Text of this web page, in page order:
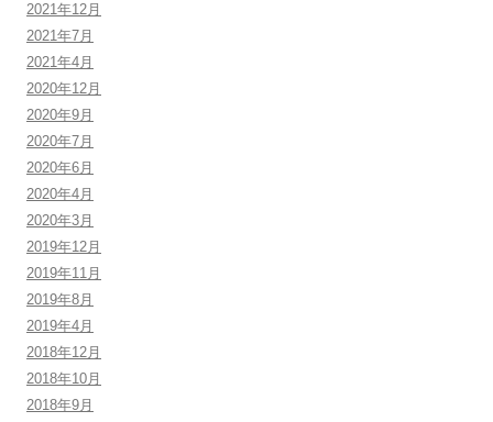
2021年12月
2021年7月
2021年4月
2020年12月
2020年9月
2020年7月
2020年6月
2020年4月
2020年3月
2019年12月
2019年11月
2019年8月
2019年4月
2018年12月
2018年10月
2018年9月